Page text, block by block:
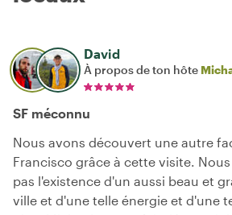
David
À propos de ton hôte
SF méconnu
Nous avons découvert une autre
Francisco grâce à cette visite.
pas l'existence d'un aussi beau et
ville et d'une telle énergie et d'une